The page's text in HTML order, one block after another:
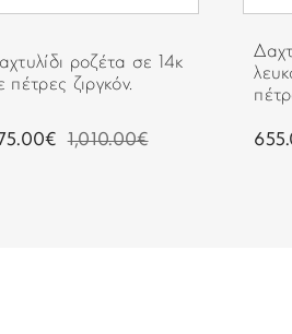
Μαργαριτάρια
δεν καταστεί δυνατή η παράδοση
που θα σας εξηγεί τον
ροζέτα σε 14κ
πέτρες ζιργκόν.
1,010.00€